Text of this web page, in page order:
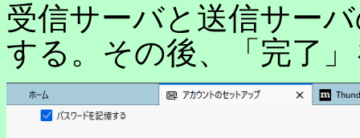
受信サーバと送信サー
する。その後、「完了